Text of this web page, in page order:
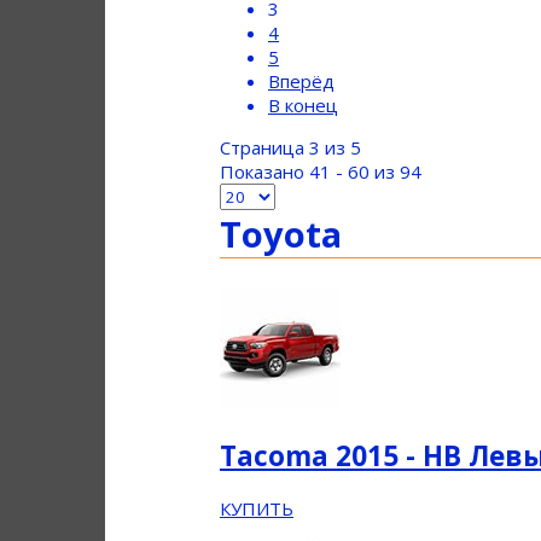
3
4
5
Вперёд
В конец
Страница 3 из 5
Показано 41 - 60 из 94
Toyota
Tacoma 2015 - НВ
КУПИТЬ